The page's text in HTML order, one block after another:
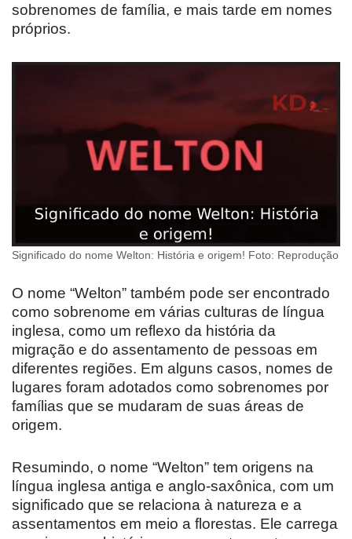
sobrenomes de família, e mais tarde em nomes
próprios.
Significado do nome Welton: História e origem! Foto: Reprodução
O nome “Welton” também pode ser encontrado
como sobrenome em várias culturas de língua
inglesa, como um reflexo da história da
migração e do assentamento de pessoas em
diferentes regiões. Em alguns casos, nomes de
lugares foram adotados como sobrenomes por
famílias que se mudaram de suas áreas de
origem.
Resumindo, o nome “Welton” tem origens na
língua inglesa antiga e anglo-saxônica, com um
significado que se relaciona à natureza e a
assentamentos em meio a florestas. Ele carrega